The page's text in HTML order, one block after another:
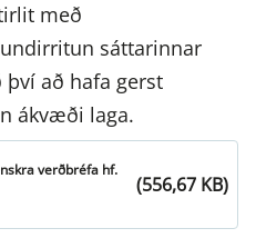
með
sáttarinnar
að hafa gerst
ákvæði laga.
verðbréfa hf.
(556,67 KB)